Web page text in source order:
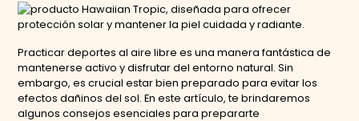
Practicar deportes al aire libre es una manera fantástica de
mantenerse activo y disfrutar del entorno natural. Sin
embargo, es crucial estar bien preparado para evitar los
efectos dañinos del sol. En este artículo, te brindaremos
algunos consejos esenciales para prepararte